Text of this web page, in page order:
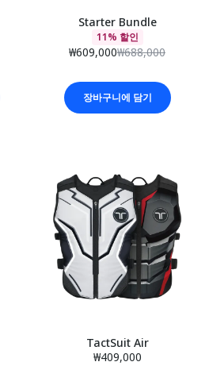
Starter Bundle
11% 할인
₩609,000₩688,000
장바구니에 담기
TactSuit Air
₩409,000